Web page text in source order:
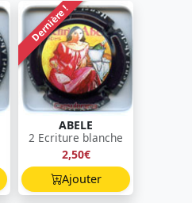
Dernière !
ABELE
2 Ecriture blanche
2,50€
Ajouter